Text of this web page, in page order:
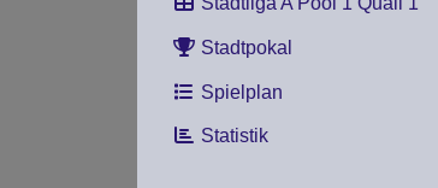
Stadtpokal
Spielplan
Statistik